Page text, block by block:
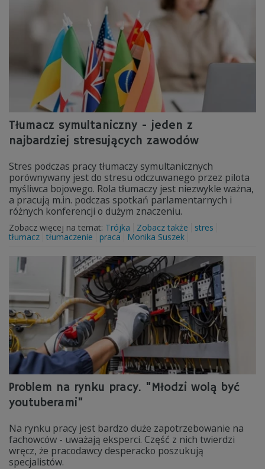
Tłumacz symultaniczny - jeden z
najbardziej stresujących zawodów
Stres podczas pracy tłumaczy symultanicznych
porównywany jest do stresu odczuwanego przez pilota
myśliwca bojowego. Rola tłumaczy jest niezwykle ważna,
a pracują m.in. podczas spotkań parlamentarnych i
różnych konferencji o dużym znaczeniu.
Zobacz więcej na temat: Trójka Zobacz także
stres
tłumacz tłumaczenie praca Monika Suszek
Problem na rynku pracy. "Młodzi wolą być
youtuberami"
Na rynku pracy jest bardzo duże zapotrzebowanie na
fachowców - uważają eksperci. Część z nich twierdzi
wręcz, że pracodawcy desperacko poszukują
specjalistów.